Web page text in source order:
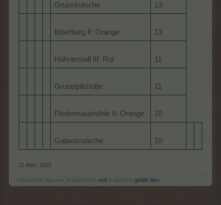
Gruselrutsche 13
Biberburg II: Orange 13
Hühnerstall III: Rot 11
Gruselpilzhütte 11
Fledermaushöhle II: Orange 10
Galaxisrutsche 10
11 März 2020
crissicrissi Apronia kräutersalze und 5 anderen gefällt dies.